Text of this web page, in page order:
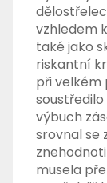
vzhledem
také jako
riskantní
při velkém
výbuch
srovnal se
musela